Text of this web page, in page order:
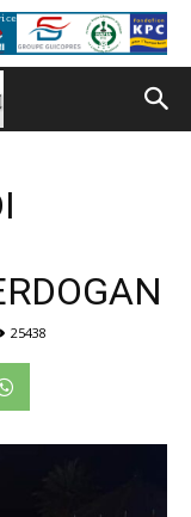
25438